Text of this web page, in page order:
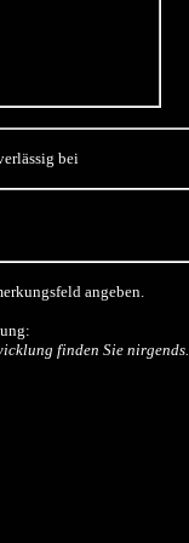
bei
angeben.
finden Sie